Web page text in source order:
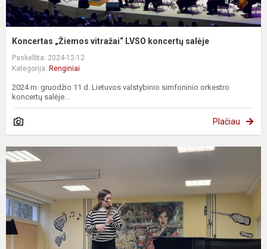
Koncertas „Žiemos vitražai“ LVSO koncertų salėje
Paskelbta: 2024-12-12
Kategorija: Renginiai
2024 m. gruodžio 11 d. Lietuvos valstybinio simfoninio orkestro
koncertų salėje...
Plačiau